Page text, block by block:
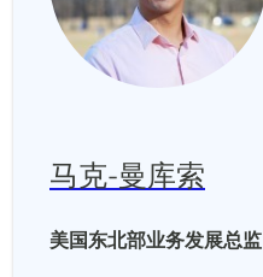
马克-曼库索
美国东北部业务发展总监